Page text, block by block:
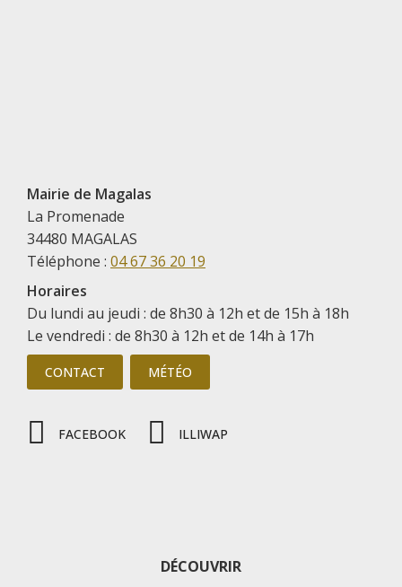
Mairie de Magalas
La Promenade
34480 MAGALAS
Téléphone : 04 67 36 20 19
Horaires
Du lundi au jeudi : de 8h30 à 12h et de 15h à 18h
Le vendredi : de 8h30 à 12h et de 14h à 17h
CONTACT MÉTÉO
FACEBOOK ILLIWAP
DÉCOUVRIR